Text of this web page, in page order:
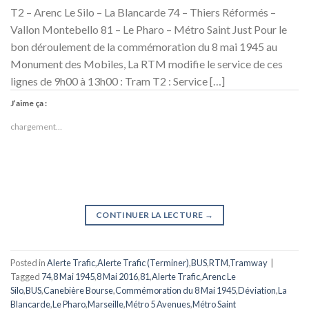
T2 – Arenc Le Silo – La Blancarde 74 – Thiers Réformés –
Vallon Montebello 81 – Le Pharo – Métro Saint Just Pour le
bon déroulement de la commémoration du 8 mai 1945 au
Monument des Mobiles, La RTM modifie le service de ces
lignes de 9h00 à 13h00 : Tram T2 : Service […]
J’aime ça :
chargement…
CONTINUER LA LECTURE →
Posted inAlerte Trafic,Alerte Trafic (Terminer),BUS,RTM,Tramway
Tagged 74,8 Mai 1945,8 Mai 2016,81,Alerte Trafic,Arenc Le
Silo,BUS,Canebière Bourse,Commémoration du 8 Mai 1945,Déviation,La
Blancarde,Le Pharo,Marseille,Métro 5 Avenues,Métro Saint